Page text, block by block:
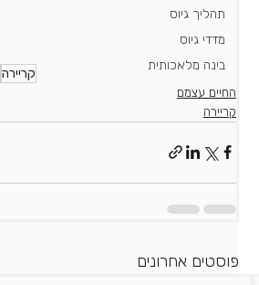
תהליך גיוס
מדדי גיוס
בינה מלאכותית
קריירה
החיים עצמם
קריירה
פוסטים אחרונים